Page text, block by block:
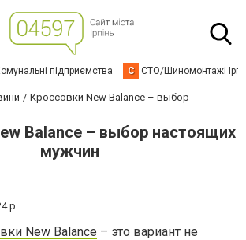
підприємства С СТО/Шиномонтажі
Кроссовки New Balance – выбор
Balance – выбор настоящих
мужчин
р.
New Balance – это вариант не